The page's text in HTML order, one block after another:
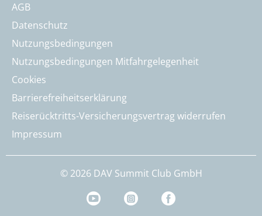
AGB
Datenschutz
Nutzungsbedingungen
Nutzungsbedingungen Mitfahrgelegenheit
Cookies
Barrierefreiheitserklärung
Reiserücktritts-Versicherungsvertrag widerrufen
Impressum
© 2026 DAV Summit Club GmbH